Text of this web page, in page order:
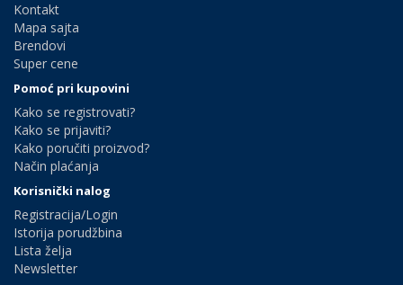
Kontakt
Mapa sajta
Brendovi
Super cene
Pomoć pri kupovini
Kako se registrovati?
Kako se prijaviti?
Kako poručiti proizvod?
Način plaćanja
Korisnički nalog
Registracija/Login
Istorija porudžbina
Lista želja
Newsletter